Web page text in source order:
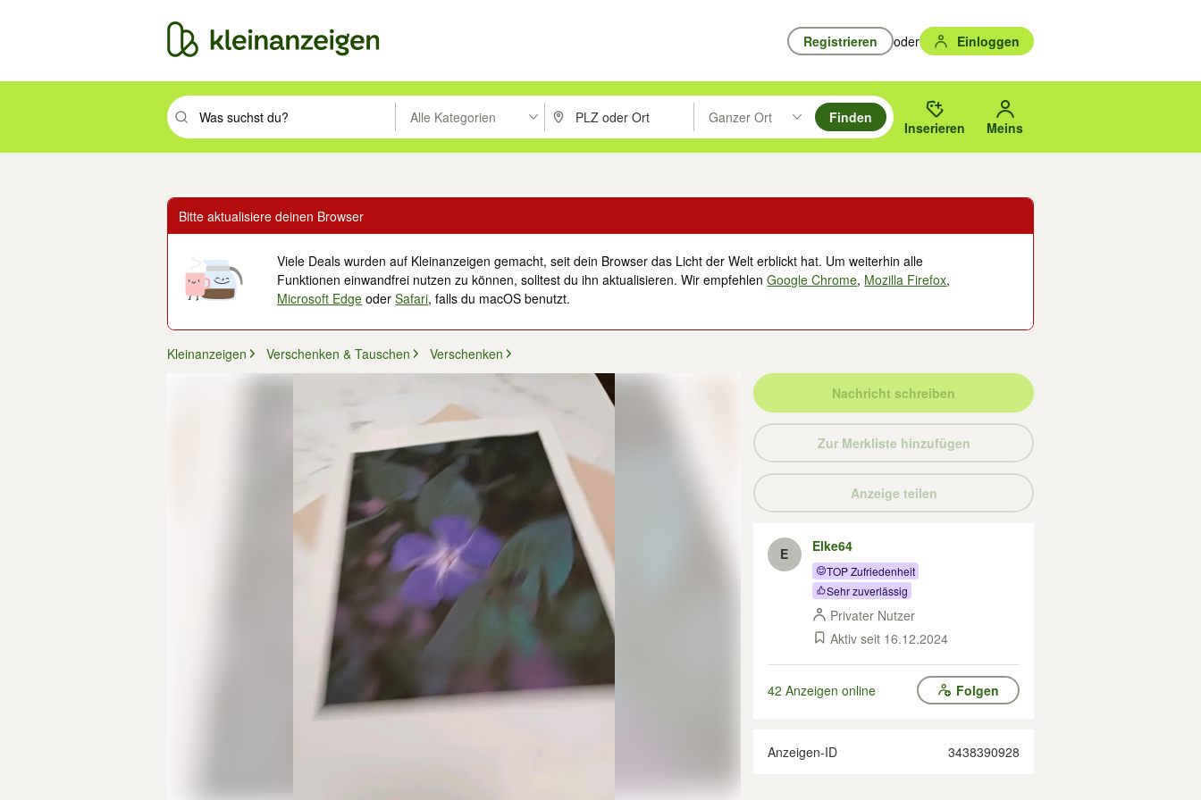
Registrieren oder Einloggen
Suchbegriff eingeben. Eingabetaste drücken um zu suchen, oder Vorschläge mit den Pfeiltasten nach oben/unten durchsuchen und mit Eingabetaste auswählen.
Alle Kategorien PLZ oder Ort eingeben. Eingabetaste drücken um zu suchen, oder Vorschläge mit den Pfeiltasten nach oben/
Ganzer Ort
Suche im Umkreis des gewählten Orts oder PLZ.
Finden
Inserieren Meins
Bitte aktualisiere deinen Browser
Viele Deals wurden auf Kleinanzeigen gemacht, seit dein Browser das Licht der Welt erblickt hat. Um weiterhin alle
Funktionen einwandfrei nutzen zu können, solltest du ihn aktualisieren. Wir empfehlenGoogle Chrome, Mozilla Firefox,
Microsoft Edge oderSafari, falls du macOS benutzt.
Kleinanzeigen Verschenken & Tauschen Verschenken
Nachricht schreiben
Zur Merkliste hinzufügen
Anzeige teilen
E Elke64
TOP Zufriedenheit
Sehr zuverlässig
Privater Nutzer
Aktiv seit 16.12.2024
42 Anzeigen online Folgen
Anzeigen-ID 3438390928